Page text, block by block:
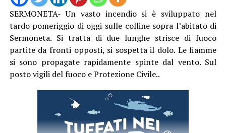
SERMONETA- Un vasto incendio si è sviluppato nel
tardo pomeriggio di oggi sulle colline sopra l’abitato di
Sermoneta. Si tratta di due lunghe strisce di fuoco
partite da fronti opposti, si sospetta il dolo. Le fiamme
si sono propagate rapidamente spinte dal vento. Sul
posto vigili del fuoco e Protezione Civile..